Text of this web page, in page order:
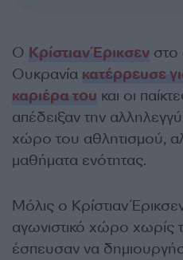
Ο Κρίστιαν Έρικσεν στο
Ουκρανία κατέρρευσε
καριέρα του και οι
απέδειξαν την
χώρο του αθλητισμού,
μαθήματα ενότητας.
Μόλις ο Κρίστιαν
αγωνιστικό χώρο χωρίς
έσπευσαν να